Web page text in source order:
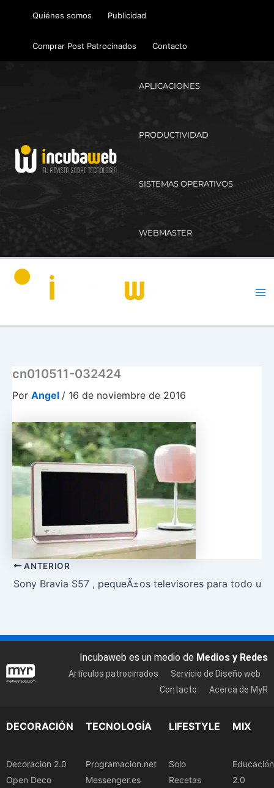
Quiénes somos Publicidad
Comprar Post Patrocinados Contacto
APLICACIONES
PRODUCTIVIDAD
SISTEMAS OPERATIVOS
WEBMASTER
cn010511-032424
Por Angel / 16 de noviembre de 2016
ANTERIOR
Sony Bravia S57 , pequeÃ±os televisores para todo uso
Incubaweb es un medio de Medios y Redes
Artículos patrocinados
Servicio de Diseño web
Contacto
Acerca de MyR
DECORACIÓN
Decoracion 2.0
Open Deco
TECNOLOGÍA
Programacion.net
Messenger.es
LIFESTYLE
Solo
Recetas
MIX
Educación
2.0